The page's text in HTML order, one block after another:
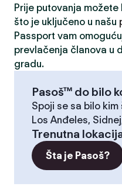
Prije putovanja
što je uključeno u našu
Passport vam
prevlačenja članova u
gradu.
Pasoš™ do bilo
Spoji se sa bilo
Los Anđeles,
Trenutna
Šta je Pasoš?